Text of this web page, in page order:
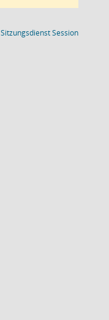
SitzungsdienstSession(Wird in